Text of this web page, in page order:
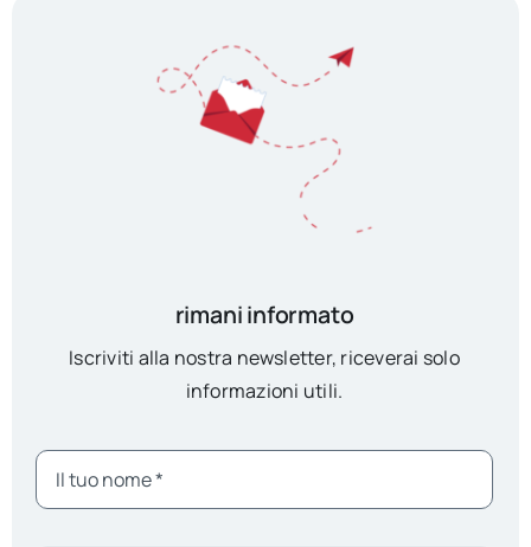
rimani informato
Iscriviti alla nostra newsletter, riceverai solo
informazioni utili.